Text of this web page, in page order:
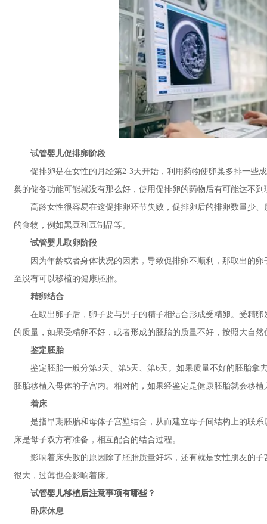
试管婴儿促排卵阶段
促排卵是在女性的月经第2-3天开始，利用药物使卵巢多排一些
巢的储备功能可能就没有那么好，使用促排卵的药物后有可能达不到
高龄女性很容易在这促排卵环节失败，促排卵后的排卵数量少、
的食物，例如黑豆和豆制品等。
试管婴儿取卵阶段
因为年龄或者身体状况的因素，导致促排卵不顺利，那取出的卵
至没有可以移植的健康胚胎。
精卵结合
在取出卵子后，卵子要与男子的精子相结合形成受精卵。受精卵
的质量，如果受精卵不好，或者形成的胚胎的质量不好，按照大自
鉴定胚胎
鉴定胚胎一般分第3天、第5天、第6天。如果质量不好的胚胎拿
胚胎移植入母体的子宫内。相对的，如果经鉴定是健康胚胎就会移
着床
是指早期胚胎和母体子宫壁结合，从而建立母子间结构上的联系
床是母子双方有准备，相互配合的结合过程。
影响着床失败的原因除了胚胎质量好坏，还有就是女性朋友的子
很大，过薄也会影响着床。
试管婴儿移植后注意事项有哪些？
卧床休息